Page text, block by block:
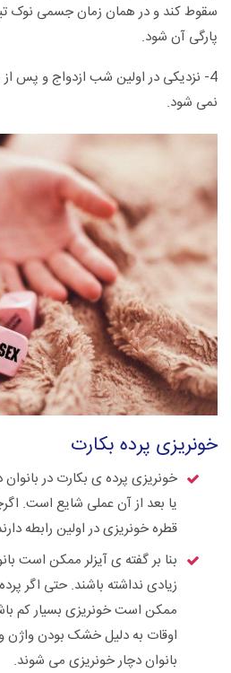
سقوط کند و در همان زمان جسمی نوک
پارگی آن شود.
4- نزدیکی در اولین شب ازدواج و پس
نمی شود.
خونریزی پرده بکارت
خونریزی پرده ی بکارت در
یا بعد از آن عملی شایع است.
قطره خونریزی در اولین رابطه
بنا بر گفته ی آیزلر ممکن است
زیادی نداشته باشند. حتی اگر
ممکن است خونریزی بسیار کم
اوقات به دلیل خشک بودن
بانوان دچار خونریزی می شوند.